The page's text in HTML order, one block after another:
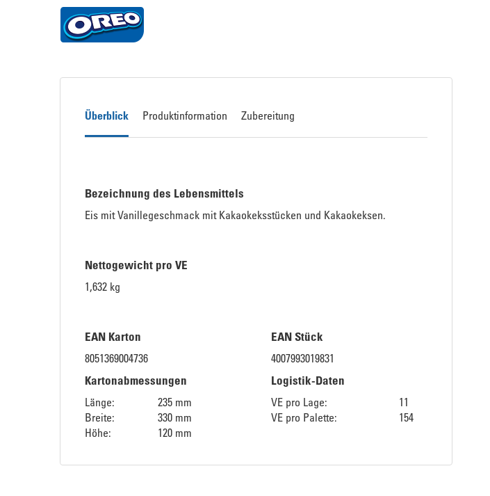
Überblick Produktinformation Zubereitung
Bezeichnung des Lebensmittels
Eis mit Vanillegeschmack mit Kakaokeksstücken und Kakaokeksen.
Nettogewicht pro VE
1,632 kg
EAN Karton
8051369004736
EAN Stück
4007993019831
Kartonabmessungen
Länge:
235 mm
Breite:
330 mm
Höhe:
120 mm
Logistik-Daten
VE pro Lage:
11
VE pro Palette:
154